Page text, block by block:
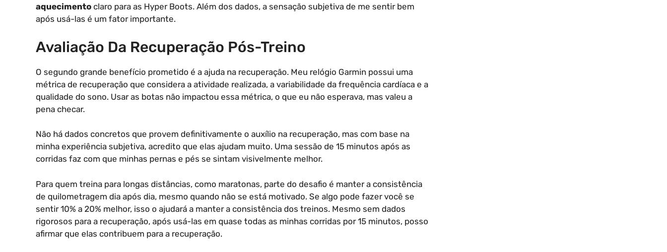
aquecimento claro para as Hyper Boots. Além dos dados, a sensação subjetiva de me sentir bem
após usá-las é um fator importante.
Avaliação Da Recuperação Pós-Treino
O segundo grande benefício prometido é a ajuda na recuperação. Meu relógio Garmin possui uma
métrica de recuperação que considera a atividade realizada, a variabilidade da frequência cardíaca e a
qualidade do sono. Usar as botas não impactou essa métrica, o que eu não esperava, mas valeu a
pena checar.
Não há dados concretos que provem definitivamente o auxílio na recuperação, mas com base na
minha experiência subjetiva, acredito que elas ajudam muito. Uma sessão de 15 minutos após as
corridas faz com que minhas pernas e pés se sintam visivelmente melhor.
Para quem treina para longas distâncias, como maratonas, parte do desafio é manter a consistência
de quilometragem dia após dia, mesmo quando não se está motivado. Se algo pode fazer você se
sentir 10% a 20% melhor, isso o ajudará a manter a consistência dos treinos. Mesmo sem dados
rigorosos para a recuperação, após usá-las em quase todas as minhas corridas por 15 minutos, posso
afirmar que elas contribuem para a recuperação.